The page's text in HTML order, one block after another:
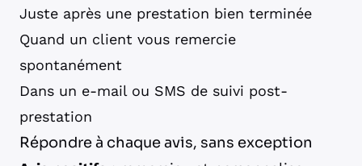
Juste après une prestation bien terminée
Quand un client vous remercie
spontanément
Dans un e-mail ou SMS de suivi post-
prestation
Répondre à chaque avis, sans exception